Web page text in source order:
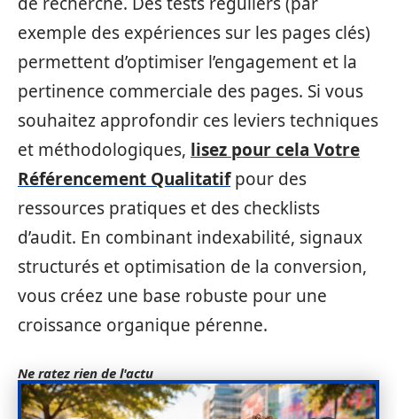
exemple des expériences sur les pages clés)
permettent d’optimiser l’engagement et la
pertinence commerciale des pages. Si vous
souhaitez approfondir ces leviers techniques
et méthodologiques, lisez pour cela Votre
Référencement Qualitatifpour des
ressources pratiques et des checklists
d’audit. En combinant indexabilité, signaux
structurés et optimisation de la conversion,
vous créez une base robuste pour une
croissance organique pérenne.
Ne ratez rien de l'actu